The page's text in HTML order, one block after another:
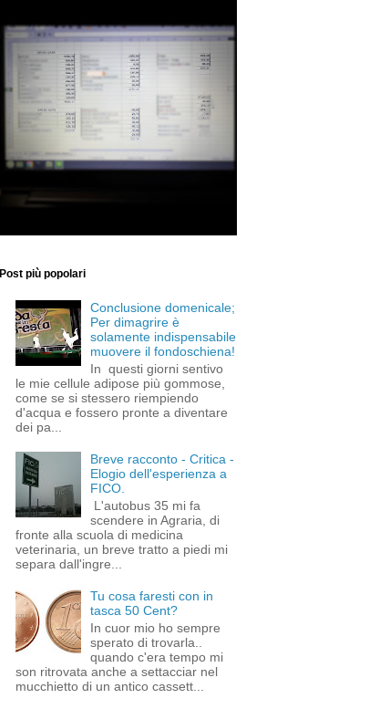
Post più popolari
Conclusione domenicale;
Per dimagrire è
solamente indispensabile
muovere il fondoschiena!
In questi giorni sentivo
le mie cellule adipose più gommose,
come se si stessero riempiendo
d'acqua e fossero pronte a diventare
dei pa...
Breve racconto - Critica -
Elogio dell'esperienza a
FICO.
L'autobus 35 mi fa
scendere in Agraria, di
fronte alla scuola di medicina
veterinaria, un breve tratto a piedi mi
separa dall'ingre...
Tu cosa faresti con in
tasca 50 Cent?
In cuor mio ho sempre
sperato di trovarla..
quando c'era tempo mi
son ritrovata anche a settacciar nel
mucchietto di un antico cassett...